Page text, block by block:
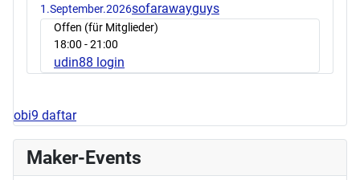
1.September.2026sofarawayguys
Offen (für Mitglieder)
18:00 - 21:00
udin88 login
obi9 daftar
Maker-Events